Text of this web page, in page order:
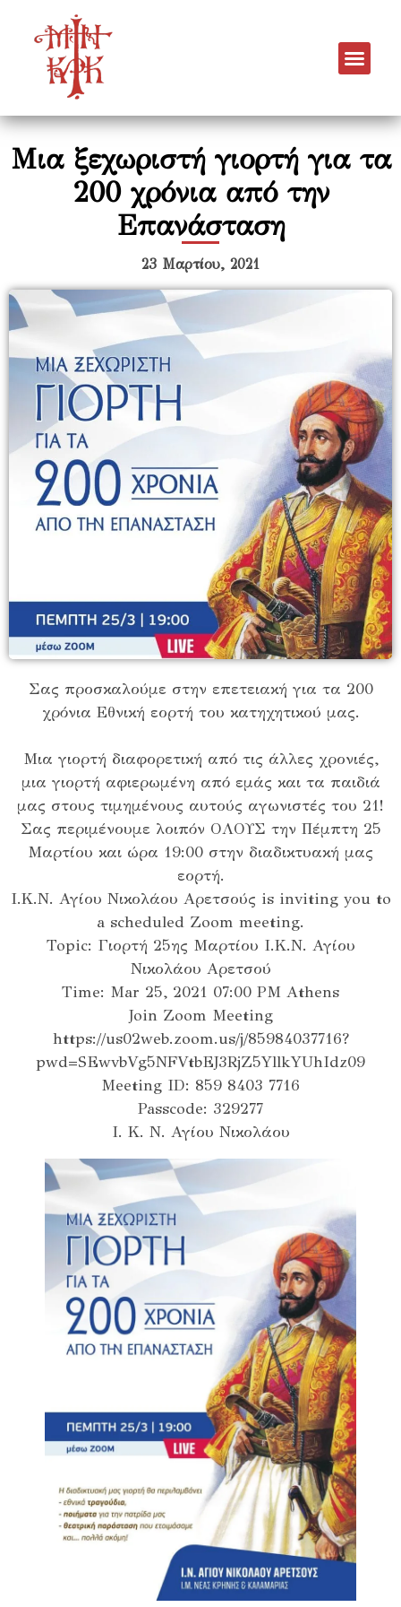
Μια ξεχωριστή γιορτή για τα
200 χρόνια από την
Επανάσταση
23 Μαρτίου, 2021
Σας προσκαλούμε στην επετειακή για τα 200
χρόνια Εθνική εορτή του κατηχητικού μας.
Μια γιορτή διαφορετική από τις άλλες χρονιές,
μια γιορτή αφιερωμένη από εμάς και τα παιδιά
μας στους τιμημένους αυτούς αγωνιστές του 21!
Σας περιμένουμε λοιπόν ΟΛΟΥΣ την Πέμπτη 25
Μαρτίου και ώρα 19:00 στην διαδικτυακή μας
εορτή.
Ι.Κ.Ν. Αγίου Νικολάου Αρετσούς is inviting you to
a scheduled Zoom meeting.
Topic: Γιορτή 25ης Μαρτίου Ι.Κ.Ν. Αγίου
Νικολάου Αρετσού
Time: Mar 25, 2021 07:00 PM Athens
Join Zoom Meeting
https://us02web.zoom.us/j/85984037716?
pwd=SEwvbVg5NFVtbEJ3RjZ5YllkYUhIdz09
Meeting ID: 859 8403 7716
Passcode: 329277
Ι. Κ. Ν. Αγίου Νικολάου